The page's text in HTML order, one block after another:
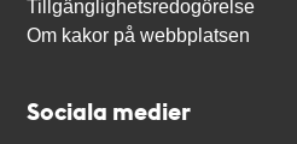
Tillgänglighetsredogörelse
Om kakor på webbplatsen
Sociala medier